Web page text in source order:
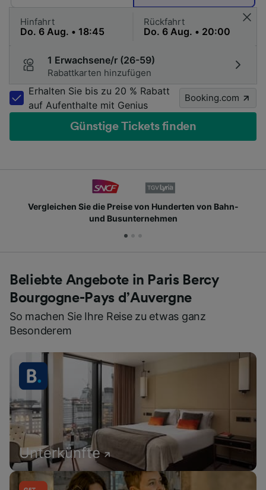
Hinfahrt Rückfahrt
1 Erwachsene/r (26-59)
Rabattkarten hinzufügen
Erhalten Sie bis zu 20 % Rabatt
auf Aufenthalte mit Genius
Booking.com
Günstige Tickets finden
von Bahn-
Schließen Sie sich Millionen
Beliebte Angebote in Paris Bercy
Bourgogne-Pays d’Auvergne
So machen Sie Ihre Reise zu etwas ganz
Besonderem
Unterkünfte